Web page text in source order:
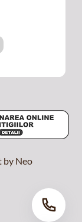
by Neo